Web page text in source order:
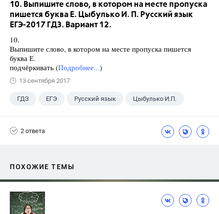
10. Выпишите слово, в котором на месте пропуска
пишется буква Е. Цыбулько И. П. Русский язык
ЕГЭ-2017 ГДЗ. Вариант 12.
10.
Выпишите слово, в котором на месте пропуска пишется
буква Е.
подчёркивать (Подробнее...)
13 сентября 2017
ГДЗ ЕГЭ Русский язык Цыбулько И.П.
2 ответа
ПОХОЖИЕ ТЕМЫ